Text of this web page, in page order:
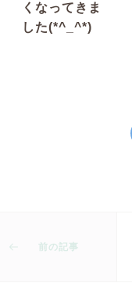
くなってきま
した(*^_^*)
前の記事